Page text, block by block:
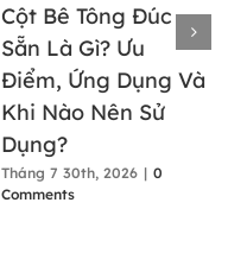
Cột Bê Tông Đúc
Sẵn Là Gì? Ưu
Điểm, Ứng Dụng Và
Khi Nào Nên Sử
Dụng?
Tháng 7 30th, 2026 | 0
Comments